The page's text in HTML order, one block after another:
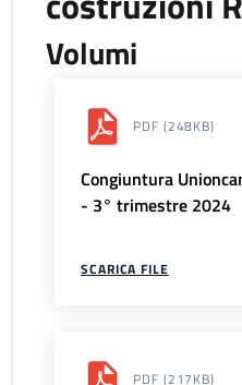
Volumi
PDF (248KB)
Congiuntura
- 3° trimestre 2024
SCARICA FILE
PDF (217KB)